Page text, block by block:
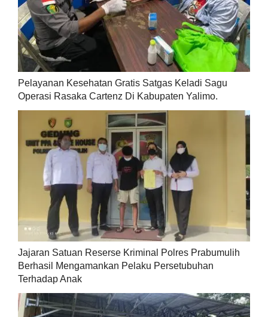
Pelayanan Kesehatan Gratis Satgas Keladi Sagu
Operasi Rasaka Cartenz Di Kabupaten Yalimo.
Jajaran Satuan Reserse Kriminal Polres Prabumulih
Berhasil Mengamankan Pelaku Persetubuhan
Terhadap Anak